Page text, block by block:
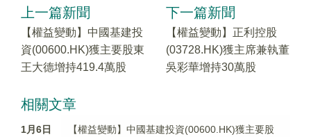
上一篇新聞
【權益變動】中國基建投
資(00600.HK)獲主要股東
王大德增持419.4萬股
下一篇新聞
【權益變動】正利控股
(03728.HK)獲主席兼執董
吳彩華增持30萬股
相關文章
1月6日
【權益變動】中國基建投資(00600.HK)獲主要股